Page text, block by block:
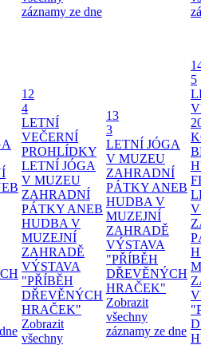
záznamy ze dne
12
4
LETNÍ
VEČERNÍ
PROHLÍDKY
LETNÍ JÓGA
V MUZEU
ZAHRADNÍ
PÁTKY ANEB
HUDBA V
MUZEJNÍ
ZAHRADĚ
VÝSTAVA
"PŘÍBĚH
DŘEVĚNÝCH
HRAČEK"
Zobrazit
všechny
13
3
LETNÍ JÓGA
V MUZEU
ZAHRADNÍ
PÁTKY ANEB
HUDBA V
MUZEJNÍ
ZAHRADĚ
VÝSTAVA
"PŘÍBĚH
DŘEVĚNÝCH
HRAČEK"
Zobrazit
všechny
záznamy ze dne
5